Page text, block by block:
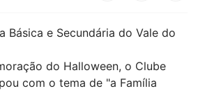
Básica e Secundária do Vale do
do Halloween, o Clube
com o tema de "a Família